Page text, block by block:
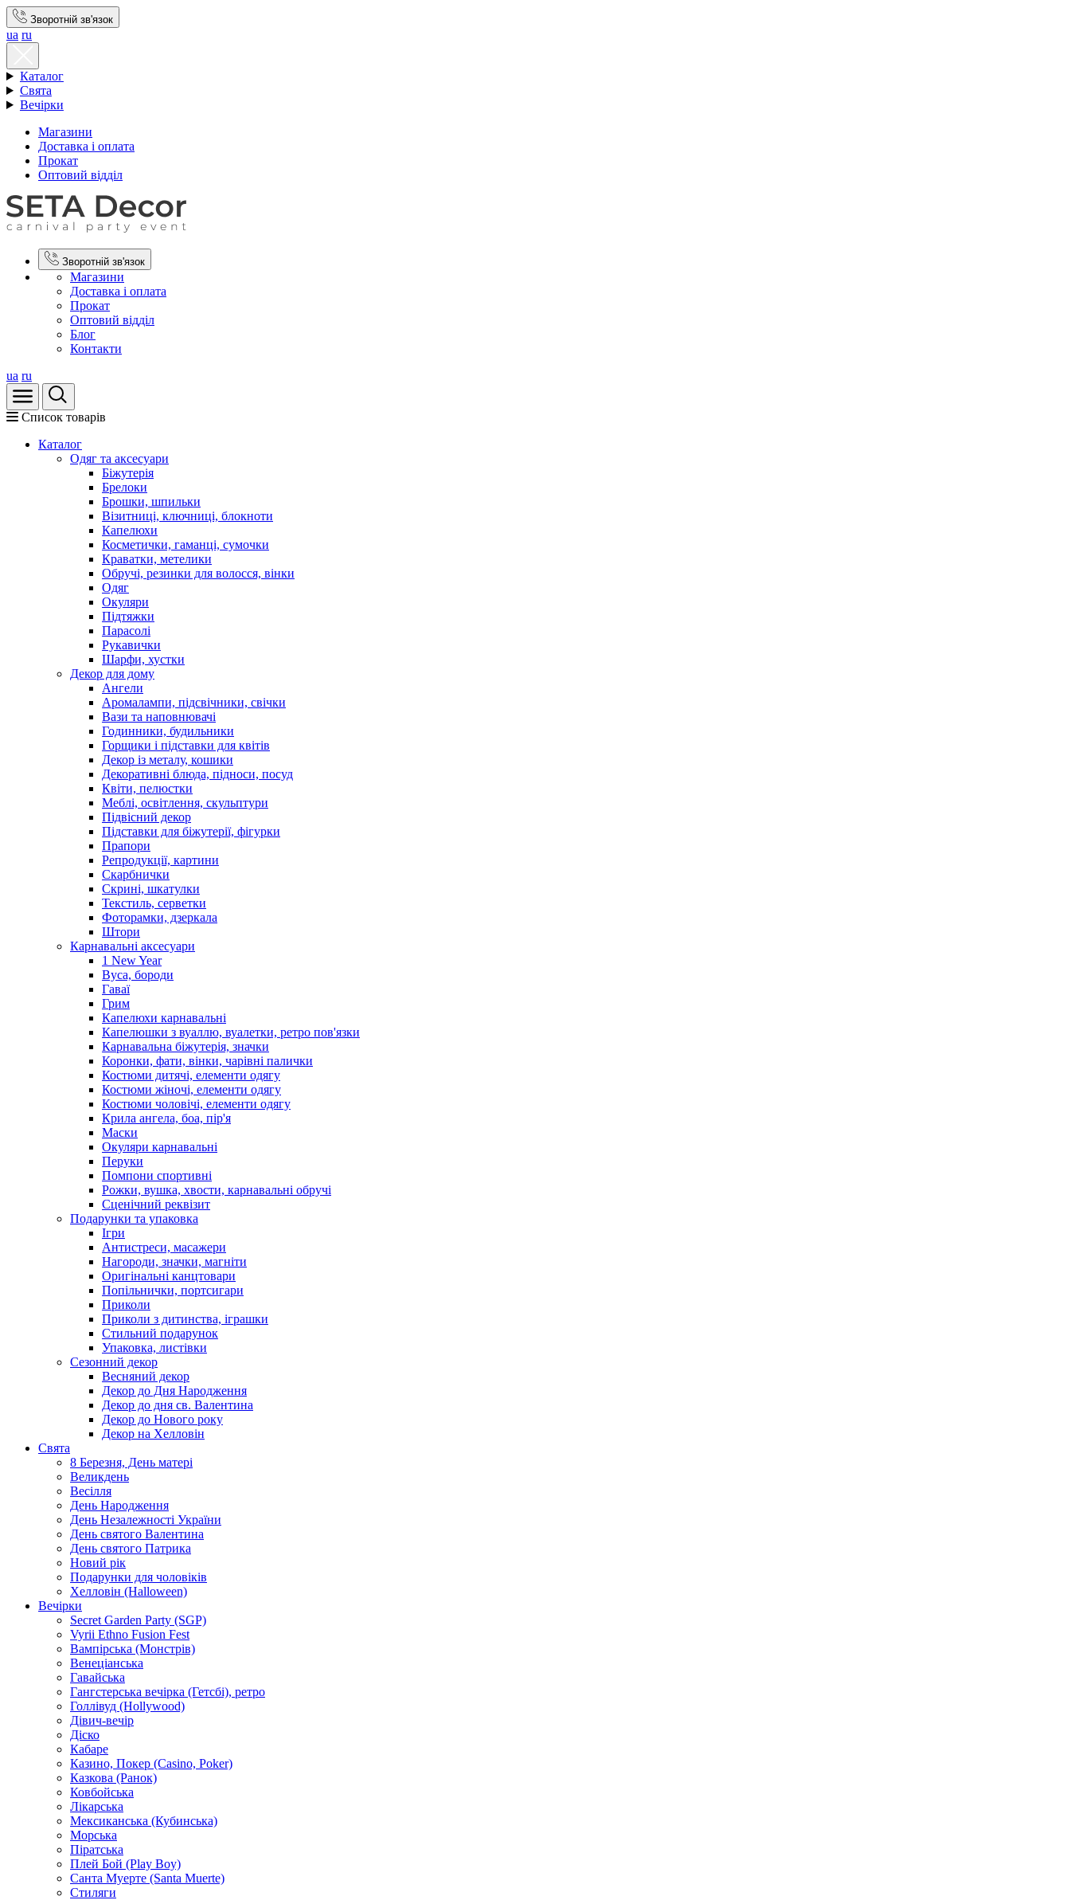
Зворотній зв'язок
ua ru
Каталог
Свята
Вечірки
Магазини
Доставка і оплата
Прокат
Оптовий відділ
Зворотній зв'язок
Магазини
Доставка і оплата
Прокат
Оптовий відділ
Блог
Контакти
ua ru
Список товарів
Каталог
Oдяг та аксесуари
Біжутерія
Брелоки
Брошки, шпильки
Візитниці, ключниці, блокноти
Капелюхи
Косметички, гаманці, сумочки
Краватки, метелики
Обручі, резинки для волосся, вінки
Одяг
Окуляри
Підтяжки
Парасолі
Рукавички
Шарфи, хустки
Декор для дому
Ангели
Аромалампи, підсвічники, свічки
Вази та наповнювачі
Годинники, будильники
Горщики і підставки для квітів
Декор із металу, кошики
Декоративні блюда, підноси, посуд
Квіти, пелюстки
Меблі, освітлення, скульптури
Підвісний декор
Підставки для біжутерії, фігурки
Прапори
Репродукції, картини
Скарбнички
Скрині, шкатулки
Текстиль, серветки
Фоторамки, дзеркала
Штори
Карнавальні аксесуари
1 New Year
Вуса, бороди
Гаваї
Грим
Капелюхи карнавальні
Капелюшки з вуаллю, вуалетки, ретро пов'язки
Карнавальна біжутерія, значки
Коронки, фати, вінки, чарівні палички
Костюми дитячі, елементи одягу
Костюми жіночі, елементи одягу
Костюми чоловічі, елементи одягу
Крила ангела, боа, пір'я
Маски
Окуляри карнавальні
Перуки
Помпони спортивні
Рожки, вушка, хвости, карнавальні обручі
Сценічний реквізит
Подарунки та упаковка
Ігри
Антистреси, масажери
Нагороди, значки, магніти
Оригінальні канцтовари
Попільнички, портсигари
Приколи
Приколи з дитинства, іграшки
Стильний подарунок
Упаковка, листівки
Сезонний декор
Весняний декор
Декор до Дня Народження
Декор до дня св. Валентина
Декор до Нового року
Декор на Хелловін
Свята
8 Березня, День матері
Великдень
Весілля
День Народження
День Незалежності України
День святого Валентина
День святого Патрика
Новий рік
Подарунки для чоловіків
Хелловін (Halloween)
Вечірки
Secret Garden Party (SGP)
Vyrii Ethno Fusion Fest
Вампірська (Монстрів)
Венеціанська
Гавайська
Гангстерська вечірка (Гетсбі), ретро
Голлівуд (Hollywood)
Дівич-вечір
Діско
Кабаре
Казино, Покер (Casino, Poker)
Казкова (Ранок)
Ковбойська
Лікарська
Мексиканська (Кубинська)
Морська
Піратська
Плей Бой (Play Boy)
Санта Муерте (Santa Muerte)
Стиляги